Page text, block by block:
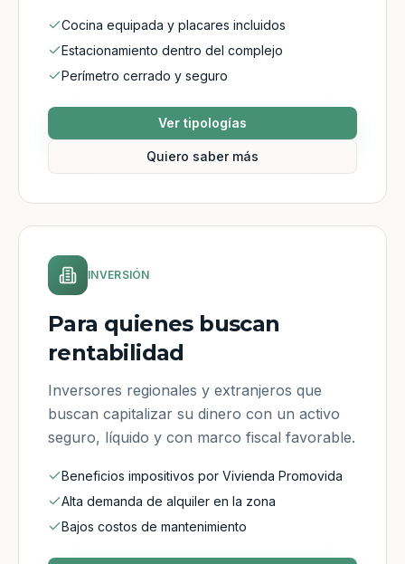
Cocina equipada y placares incluidos
Estacionamiento dentro del complejo
Perímetro cerrado y seguro
Ver tipologías
Quiero saber más
INVERSIÓN
Para quienes buscan
rentabilidad
Inversores regionales y extranjeros que
buscan capitalizar su dinero con un activo
seguro, líquido y con marco fiscal favorable.
Beneficios impositivos por Vivienda Promovida
Alta demanda de alquiler en la zona
Bajos costos de mantenimiento